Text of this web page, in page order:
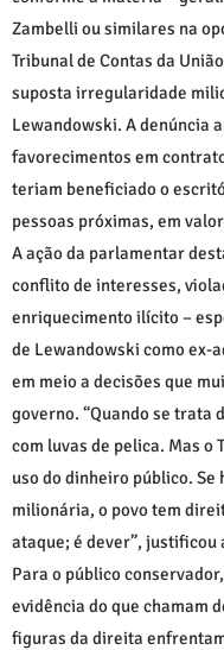
Zambelli ou similares na
Tribunal de Contas da
suposta irregularidade
Lewandowski. A denúncia
favorecimentos em
teriam beneficiado o
pessoas próximas, em
A ação da parlamentar
conflito de interesses,
enriquecimento ilícito –
de Lewandowski como ex-
em meio a decisões que
governo. “Quando se trata
com luvas de pelica. Mas o
uso do dinheiro público.
milionária, o povo tem
ataque; é dever”, justificou
Para o público
evidência do que chamam
figuras da direita